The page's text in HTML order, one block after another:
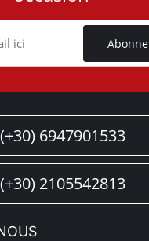
(+30) 6947901533
(+30) 2105542813